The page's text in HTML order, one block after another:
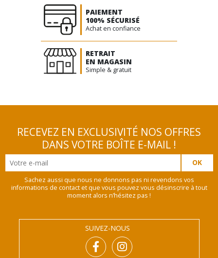
PAIEMENT
100% SÉCURISÉ
Achat en confiance
RETRAIT
EN MAGASIN
Simple & gratuit
RECEVEZ EN EXCLUSIVITÉ NOS OFFRES
DANS VOTRE BOÎTE E-MAIL !
Sachez aussi que nous ne donnons pas ni revendons vos
informations de contact et que vous pouvez vous désinscrire à tout
moment alors n’hésitez pas !
SUIVEZ-NOUS